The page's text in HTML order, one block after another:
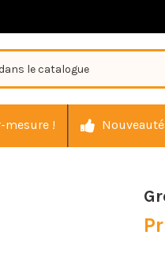
mesure !